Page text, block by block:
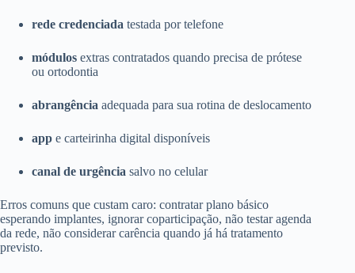
rede credenciada testada por telefone
módulos extras contratados quando precisa de prótese
ou ortodontia
abrangência adequada para sua rotina de deslocamento
app e carteirinha digital disponíveis
canal de urgência salvo no celular
Erros comuns que custam caro: contratar plano básico
esperando implantes, ignorar coparticipação, não testar agenda
da rede, não considerar carência quando já há tratamento
previsto.